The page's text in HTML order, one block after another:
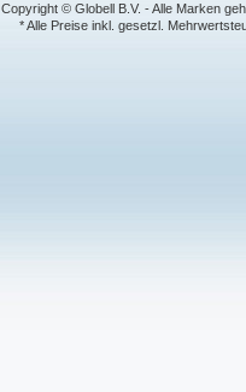
Copyright © Globell B.V. - Alle Marken
* Alle Preise inkl. gesetzl.